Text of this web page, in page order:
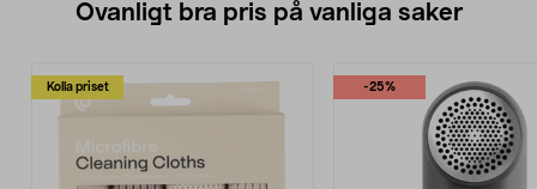
Ovanligt bra pris på vanliga saker
Kolla priset -25%